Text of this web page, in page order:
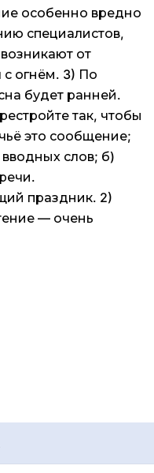
особенно вредно
специалистов,
от
огнём. 3) По
будет ранней.
так, чтобы
это сообщение;
слов; б)
праздник. 2)
— очень